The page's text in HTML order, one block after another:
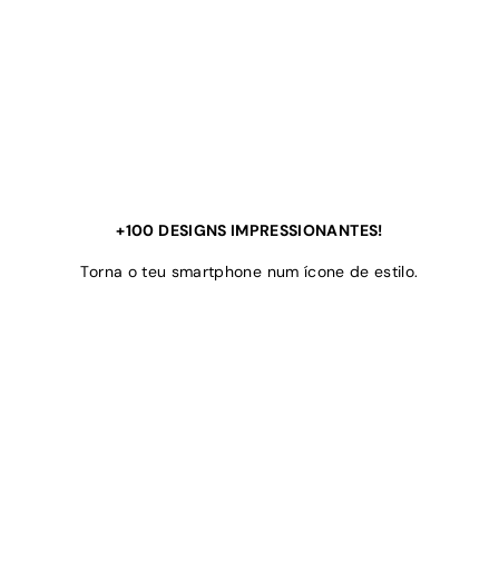
+100 DESIGNS IMPRESSIONANTES!
Torna o teu smartphone num ícone de estilo.